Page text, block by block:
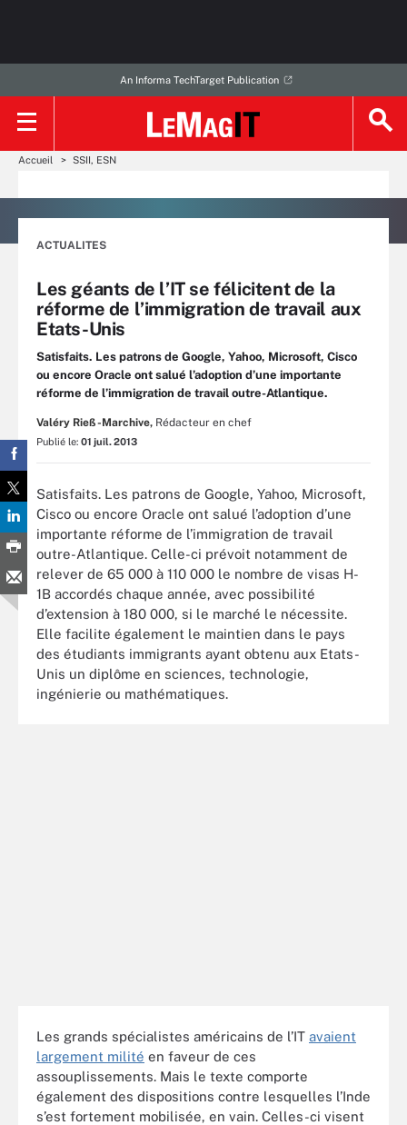
An Informa TechTarget Publication
Accueil SSII, ESN
ACTUALITES
Les géants de l’IT se félicitent de la
réforme de l’immigration de travail aux
Etats-Unis
Satisfaits. Les patrons de Google, Yahoo, Microsoft, Cisco
ou encore Oracle ont salué l’adoption d’une importante
réforme de l’immigration de travail outre-Atlantique.
Valéry Rieß-Marchive, Rédacteur en chef
Publié le: 01 juil. 2013
Satisfaits. Les patrons de Google, Yahoo, Microsoft,
Cisco ou encore Oracle ont salué l’adoption d’une
importante réforme de l’immigration de travail
outre-Atlantique. Celle-ci prévoit notamment de
relever de 65 000 à 110 000 le nombre de visas H-
1B accordés chaque année, avec possibilité
d’extension à 180 000, si le marché le nécessite.
Elle facilite également le maintien dans le pays
des étudiants immigrants ayant obtenu aux Etats-
Unis un diplôme en sciences, technologie,
ingénierie ou mathématiques.
Les grands spécialistes américains de l’IT avaient
largement milité en faveur de ces
assouplissements. Mais le texte comporte
également des dispositions contre lesquelles l’Inde
s’est fortement mobilisée, en vain. Celles-ci visent